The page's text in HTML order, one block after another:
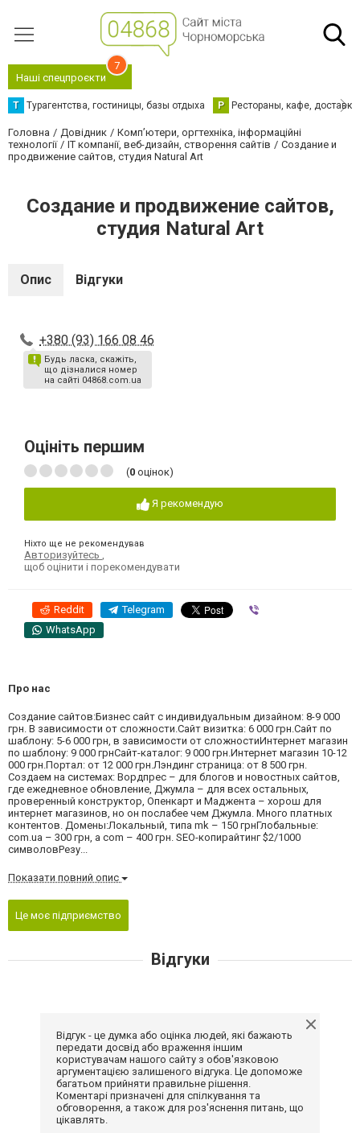
Наші спецпроєкти
7
Т Турагентства, гостиницы, базы отдыха Р Рестораны, кафе,
Головна Довідник
Комп’ютери, оргтехніка, інформаційні
технології
IT компанії, веб-дизайн, створення сайтів
Создание и
продвижение сайтов, студия Natural Art
Создание и продвижение сайтов,
студия Natural Art
Опис Відгуки
+380 (93) 166 08 46
Будь ласка, скажіть,
що дізналися номер
на сайті 04868.com.ua
Оцініть першим
(0 оцінок)
Я рекомендую
Ніхто ще не рекомендував
Авторизуйтесь
щоб оцінити і порекомендувати
Reddit Telegram
WhatsApp
Про нас
Создание сайтов:Бизнес сайт с индивидуальным дизайном: 8-9 000
грн. В зависимости от сложности.Сайт визитка: 6 000 грн.Сайт по
шаблону: 5-6 000 грн, в зависимости от сложностиИнтернет магазин
по шаблону: 9 000 грнСайт-каталог: 9 000 грн.Интернет магазин 10-12
000 грн.Портал: от 12 000 грн.Лэндинг страница: от 8 500 грн.
Создаем на системах: Вордпрес – для блогов и новостных сайтов,
где ежедневное обновление, Джумла – для всех остальных,
проверенный конструктор, Опенкарт и Маджента – хорош для
интернет магазинов, но он послабее чем Джумла. Много платных
контентов. Домены:Локальный, типа mk – 150 грнГлобальные:
com.ua – 300 грн, а com – 400 грн. SEO-копирайтинг $2/1000
символовРезу...
Показати повний опис
Це моє підприємство
Відгуки
Відгук - це думка або оцінка людей, які бажають
передати досвід або враження іншим
користувачам нашого сайту з обов'язковою
аргументацією залишеного відгука. Це допоможе
багатьом прийняти правильне рішення.
Коментарі призначені для спілкування та
обговорення, а також для роз'яснення питань, що
цікавлять.